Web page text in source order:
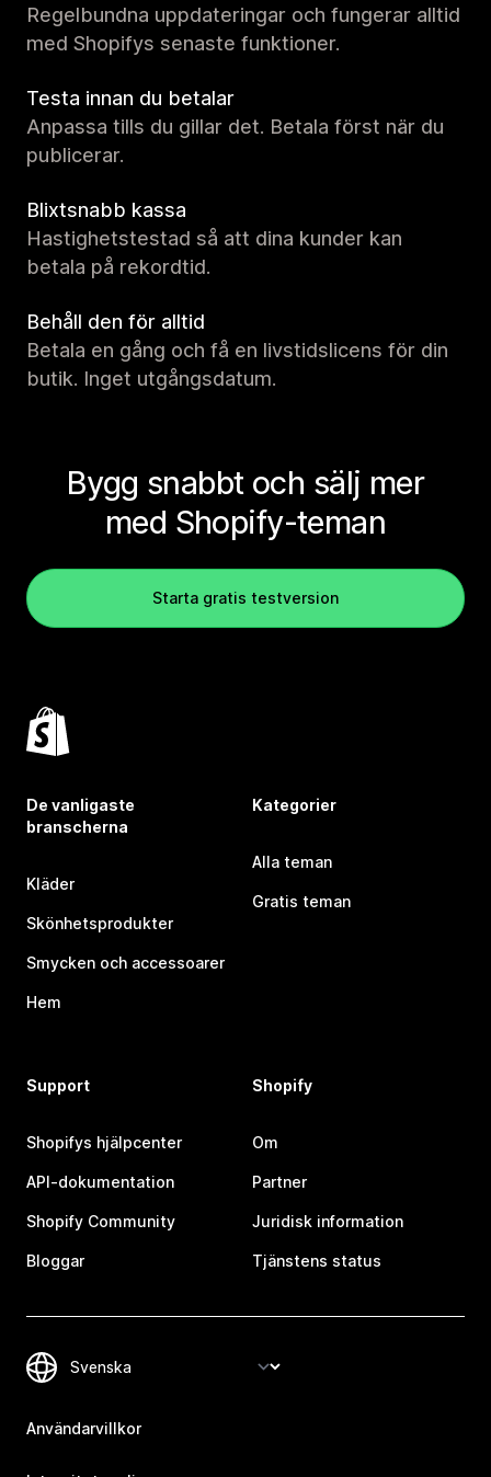
Regelbundna uppdateringar och fungerar alltid
med Shopifys senaste funktioner.
Testa innan du betalar
Anpassa tills du gillar det. Betala först när du
publicerar.
Blixtsnabb kassa
Hastighetstestad så att dina kunder kan
betala på rekordtid.
Behåll den för alltid
Betala en gång och få en livstidslicens för din
butik. Inget utgångsdatum.
Bygg snabbt och sälj mer
med Shopify-teman
Starta gratis testversion
De vanligaste
branscherna
Kläder
Skönhetsprodukter
Smycken och accessoarer
Hem
Kategorier
Alla teman
Gratis teman
Support
Shopifys hjälpcenter
API-dokumentation
Shopify Community
Bloggar
Shopify
Om
Partner
Juridisk information
Tjänstens status
Användarvillkor